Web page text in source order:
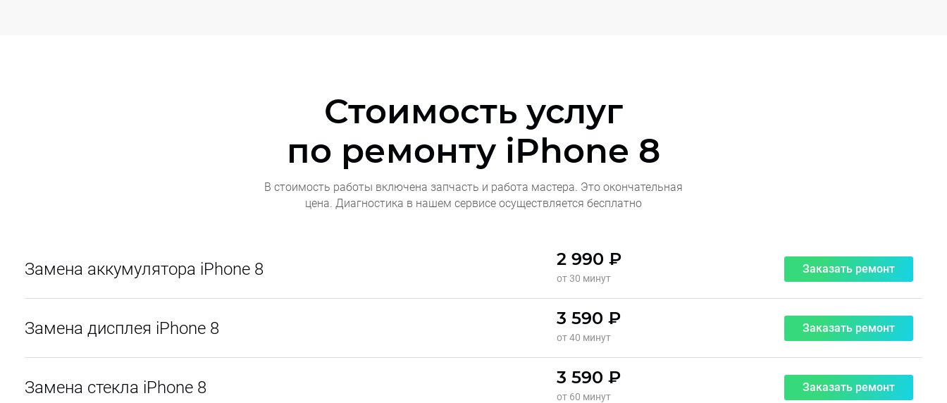
Стоимость услуг
по ремонту iPhone 8
В стоимость работы включена запчасть и работа мастера. Это окончательная
цена. Диагностика в нашем сервисе осуществляется бесплатно
Замена аккумулятора iPhone 8 2 990 ₽
от 30 минут
Заказать ремонт
Замена дисплея iPhone 8 3 590 ₽
от 40 минут
Заказать ремонт
Замена стекла iPhone 8 3 590 ₽
от 60 минут
Заказать ремонт